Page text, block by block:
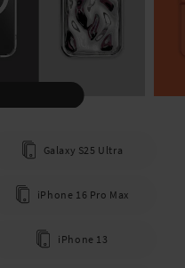
Galaxy S25 Ultra
iPhone 16 Pro Max
iPhone 13